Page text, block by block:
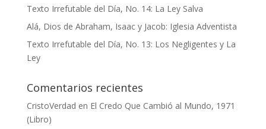
Texto Irrefutable del Día, No. 14: La Ley Salva
Alá, Dios de Abraham, Isaac y Jacob: Iglesia Adventista
Texto Irrefutable del Día, No. 13: Los Negligentes y La
Ley
Comentarios recientes
CristoVerdad en El Credo Que Cambió al Mundo, 1971
(Libro)